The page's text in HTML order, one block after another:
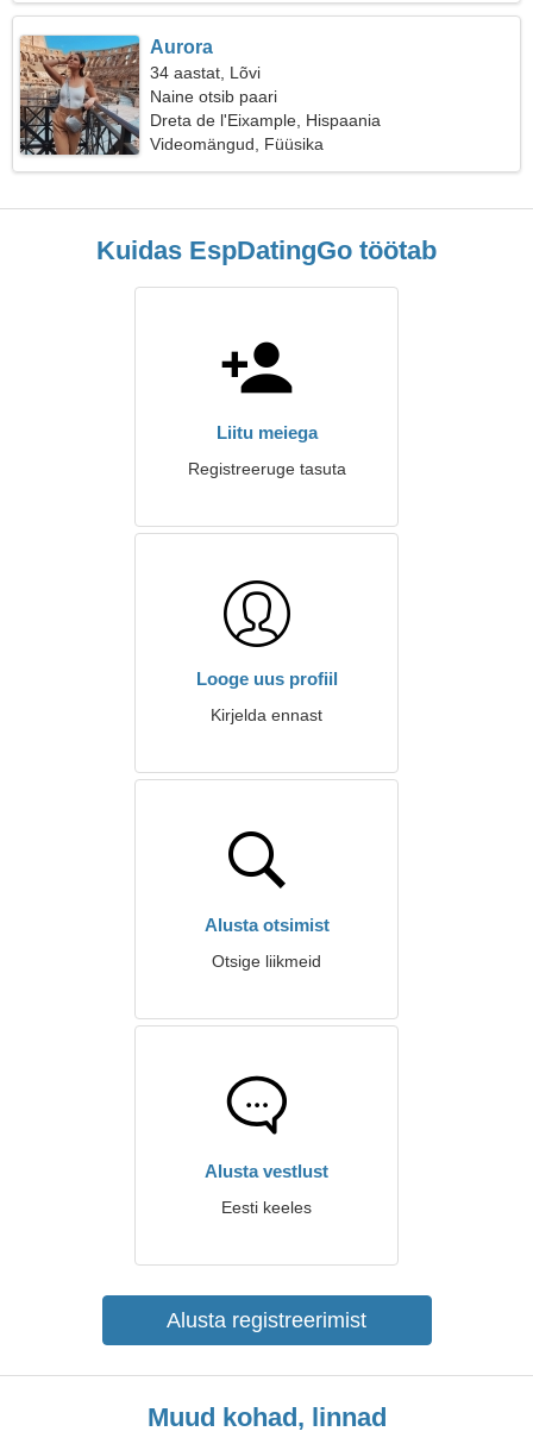
Aurora
34 aastat, Lõvi
Naine otsib paari
Dreta de l'Eixample, Hispaania
Videomängud, Füüsika
Kuidas EspDatingGo töötab
Liitu meiega
Registreeruge tasuta
Looge uus profiil
Kirjelda ennast
Alusta otsimist
Otsige liikmeid
Alusta vestlust
Eesti keeles
Alusta registreerimist
Muud kohad, linnad